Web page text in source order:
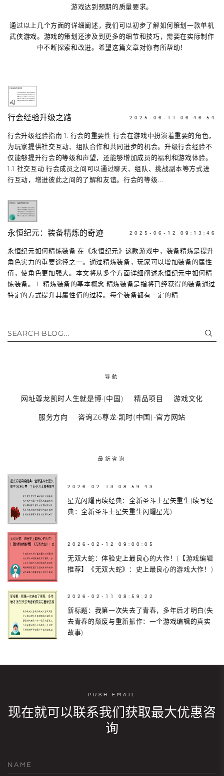
游戏达到预期的质量要求。
通过以上几个方面的详细阐述，我们可以初步了解如何策划一款单机
武侠游戏。游戏的策划还涉及到更多的细节和技巧，需要在实际制作
中不断探索和改进。希望这篇文章对你有所帮助！
行会经验升级之路 2025-06-11 06:46:54
行会升级经验指南 1. 行会的重要性 行会在游戏中扮演着重要的角色，
为玩家提供社交互动、组队合作和共同进步的机会。升级行会经验不
仅能够提升行会的等级和声望，还能够增加成员的福利和游戏体验。
1.1 社交互动 行会成员之间可以通过聊天、组队、挑战副本等方式进
行互动，增进彼此之间的了解和友谊。行会的等级...
永恒纪元：装备精炼的奇迹 2025-06-12 09:13:46
永恒纪元如何精炼装备 在《永恒纪元》这款游戏中，装备精炼是提升
角色实力的重要途径之一。通过精炼装备，玩家可以增加装备的属性
值，使角色更加强大。本文将从多个方面详细阐述永恒纪元中如何精
炼装备。 1. 精炼装备的基本概念 精炼装备是指将已经获得的装备通过
特定的方式提升其属性值的过程。每个装备都有一定的精...
SEARCH BLOG...
导航
网址尊龙凯时人生就是博·(中国) 精品项目 游戏文化
服务方向 咨询Z6尊龙·凯时(中国)-官方网站
最新咨询
2026-02-13 08:59:43
星光闪耀再续经典：全新圣斗士星矢重生(续写经
典：全新圣斗士星矢重生闪耀星光)
2026-02-12 09:00:05
无双大蛇：体验史上最良心的大作！(【游戏编辑
推荐】《无双大蛇》：史上最良心的游戏大作！)
2026-02-11 08:59:22
新标题：我第一次失去了青春，多年后才明白(失
去青春的颓废与重新振作：一个游戏编辑的真实
故事)
PUSH EMAIL
现在就可以联系我们获取最大优惠咨
询
NAME